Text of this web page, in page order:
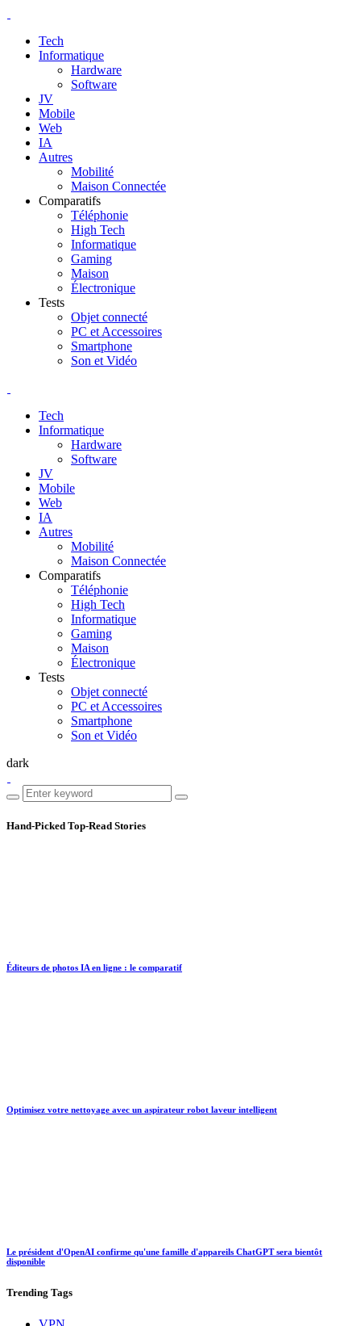
Tech
Informatique
Hardware
Software
JV
Mobile
Web
IA
Autres
Mobilité
Maison Connectée
Comparatifs
Téléphonie
High Tech
Informatique
Gaming
Maison
Électronique
Tests
Objet connecté
PC et Accessoires
Smartphone
Son et Vidéo
Tech
Informatique
Hardware
Software
JV
Mobile
Web
IA
Autres
Mobilité
Maison Connectée
Comparatifs
Téléphonie
High Tech
Informatique
Gaming
Maison
Électronique
Tests
Objet connecté
PC et Accessoires
Smartphone
Son et Vidéo
dark
Hand-Picked Top-Read Stories
Éditeurs de photos IA en ligne : le comparatif
Optimisez votre nettoyage avec un aspirateur robot laveur intelligent
Le président d'OpenAI confirme qu'une famille d'appareils ChatGPT sera bientôt
disponible
Trending Tags